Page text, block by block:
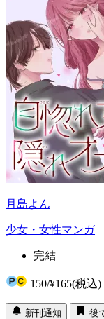
月島よん
少女・女性マンガ
完結
150/¥165(税込)
新刊通知
後